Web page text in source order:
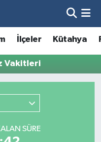
İlçeler Kütahya
Vakitleri
SÜRE